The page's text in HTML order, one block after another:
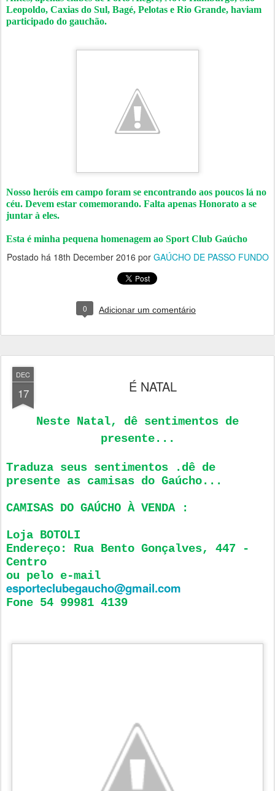
Leopoldo, Caxias do Sul, Bagé, Pelotas e Rio Grande, haviam
participado do gauchão.
Nosso heróis em campo foram se encontrando aos poucos lá no
céu. Devem estar comemorando. Falta apenas Honorato a se
juntar à eles.
Esta é minha pequena homenagem ao Sport Club Gaúcho
Postado há 18th December 2016 por GAÚCHO DE PASSO FUNDO
0 Adicionar um comentário
DEC
17 É NATAL
Neste Natal, dê sentimentos de
presente...
Traduza seus sentimentos .dê de
presente as camisas do Gaúcho...
CAMISAS DO GAÚCHO À VENDA :
Loja BOTOLI
Endereço: Rua Bento Gonçalves, 447 -
Centro
ou pelo e-mail
esporteclubegaucho@gmail.com
Fone 54 99981 4139